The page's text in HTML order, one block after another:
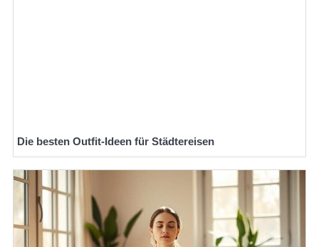
Die besten Outfit-Ideen für Städtereisen